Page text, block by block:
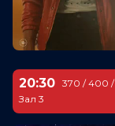
20:30
Зал 3
370 / 400